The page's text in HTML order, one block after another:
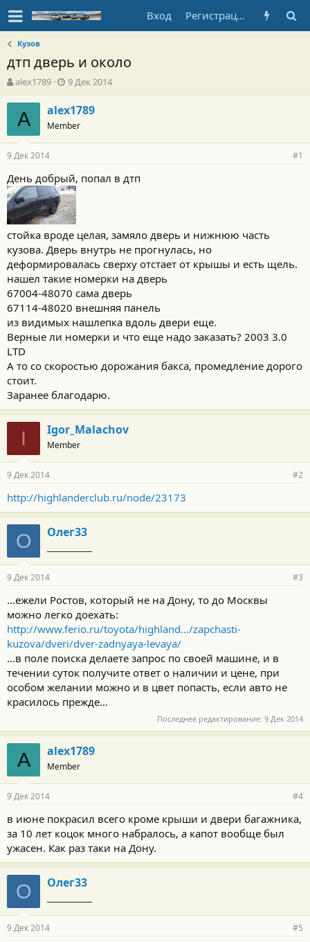
Вход Регистрация
Кузов
дтп дверь и около
А
в
т
о
т
е
м
ы
alex1789
Д
а
т
а
н
а
а
л
а
9 Дек 2014
A alex1789
Member
9 Дек 2014 #1
День добрый, попал в дтп
стойка вроде целая, замяло дверь и нижнюю часть
кузова. Дверь внутрь не прогнулась, но
деформировалась сверху отстает от крышы и есть щель.
нашел такие номерки на дверь
67004-48070 сама дверь
67114-48020 внешняя панель
из видимых нашлепка вдоль двери еще.
Верные ли номерки и что еще надо заказать? 2003 3.0
LTD
А то со скоростью дорожания бакса, промедление дорого
стоит.
Заранее благодарю.
I Igor_Malachov
Member
9 Дек 2014 #2
http://highlanderclub.ru/node/23173
О Олег33
9 Дек 2014 #3
...ежели Ростов, который не на Дону, то до Москвы
можно легко доехать:
http://www.ferio.ru/toyota/highland.../zapchasti-
kuzova/dveri/dver-zadnyaya-levaya/
...в поле поиска делаете запрос по своей машине, и в
течении суток получите ответ о наличии и цене, при
особом желании можно и в цвет попасть, если авто не
красилось прежде...
Последнее редактирование: 9 Дек 2014
A alex1789
Member
9 Дек 2014 #4
в июне покрасил всего кроме крыши и двери багажника,
за 10 лет коцок много набралось, а капот вообще был
ужасен. Как раз таки на Дону.
О Олег33
9 Дек 2014 #5